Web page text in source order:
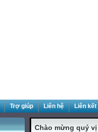
Trợ giúp Liên hệ Liên
Chào mừng quý